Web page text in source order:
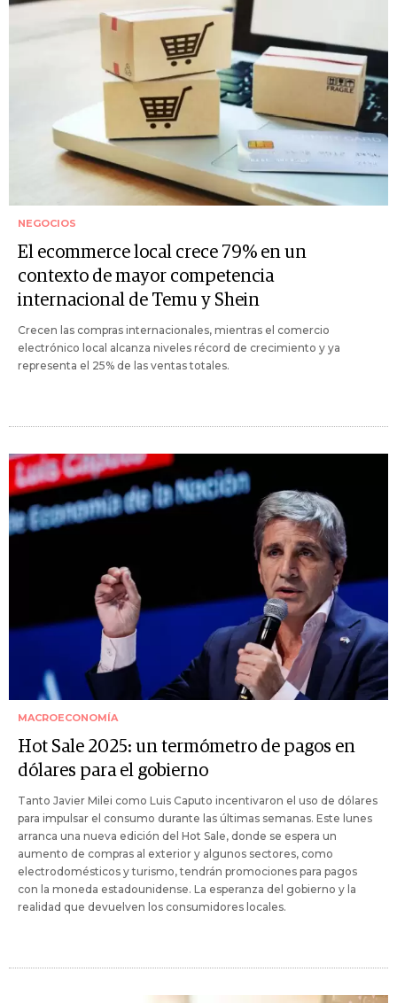
NEGOCIOS
El ecommerce local crece 79% en un
contexto de mayor competencia
internacional de Temu y Shein
Crecen las compras internacionales, mientras el comercio
electrónico local alcanza niveles récord de crecimiento y ya
representa el 25% de las ventas totales.
MACROECONOMÍA
Hot Sale 2025: un termómetro de pagos en
dólares para el gobierno
Tanto Javier Milei como Luis Caputo incentivaron el uso de dólares
para impulsar el consumo durante las últimas semanas. Este lunes
arranca una nueva edición del Hot Sale, donde se espera un
aumento de compras al exterior y algunos sectores, como
electrodomésticos y turismo, tendrán promociones para pagos
con la moneda estadounidense. La esperanza del gobierno y la
realidad que devuelven los consumidores locales.